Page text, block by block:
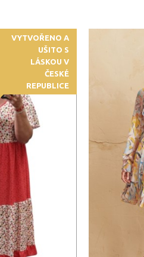
VYTVOŘENO A
UŠITO S
LÁSKOU V
ČESKÉ
REPUBLICE